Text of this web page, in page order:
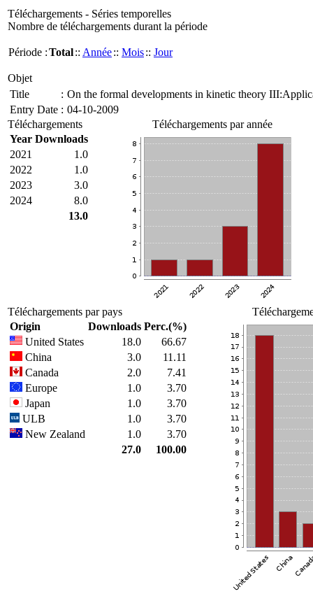
Téléchargements - Séries temporelles
Nombre de téléchargements durant la période
Période :Total:: Année:: Mois:: Jour
Objet
Title
: On the formal developments in kinetic theory
Entry Date : 04-10-2009
Téléchargements
Year Downloads
2021
1.0
2022
1.0
2023
3.0
2024
8.0
13.0
Téléchargements par année
Téléchargements par pays
Origin
Downloads Perc.(%)
United States
18.0
66.67
China
3.0
11.11
Canada
2.0
7.41
Europe
1.0
3.70
Japan
1.0
3.70
ULB
1.0
3.70
New Zealand
1.0
3.70
27.0
100.00